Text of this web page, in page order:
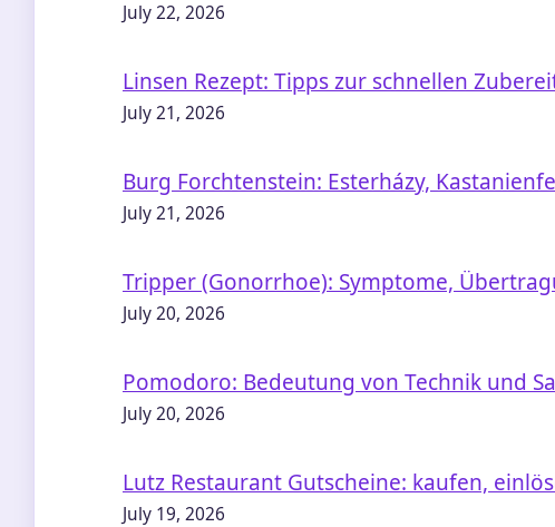
July 22, 2026
Linsen Rezept: Tipps zur schnellen
July 21, 2026
Burg Forchtenstein: Esterházy,
July 21, 2026
Tripper (Gonorrhoe): Symptome,
July 20, 2026
Pomodoro: Bedeutung von Technik und
July 20, 2026
Lutz Restaurant Gutscheine: kaufen,
July 19, 2026